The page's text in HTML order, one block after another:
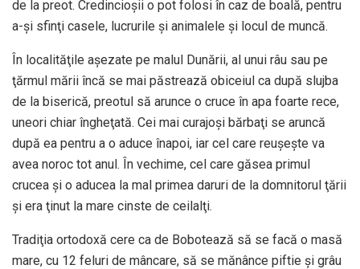
de la preot. Credincioşii o pot folosi în caz de boală, pentru
a-şi sfinţi casele, lucrurile şi animalele şi locul de muncă.
În localităţile aşezate pe malul Dunării, al unui râu sau pe
ţărmul mării încă se mai păstrează obiceiul ca după slujba
de la biserică, preotul să arunce o cruce în apa foarte rece,
uneori chiar îngheţată. Cei mai curajoşi bărbaţi se aruncă
după ea pentru a o aduce înapoi, iar cel care reuşeşte va
avea noroc tot anul. În vechime, cel care găsea primul
crucea şi o aducea la mal primea daruri de la domnitorul ţării
şi era ţinut la mare cinste de ceilalţi.
Tradiţia ortodoxă cere ca de Bobotează să se facă o masă
mare, cu 12 feluri de mâncare, să se mănânce piftie şi grâu